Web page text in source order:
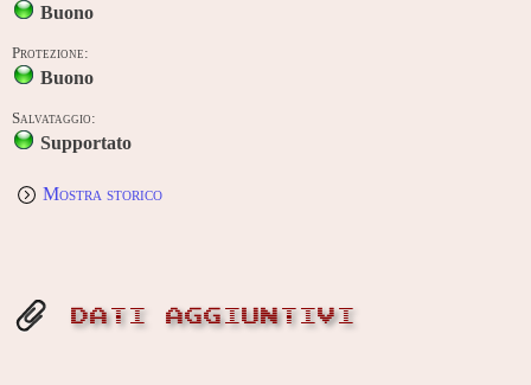
Buono
Protezione:
Buono
Salvataggio:
Supportato
Mostra storico
DATI AGGIUNTIVI